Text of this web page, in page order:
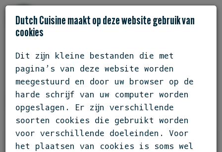
INSPIRATIE
LEESVOER
FILTEREN
Dutch Cuisine maakt op deze website gebruik van
cookies
Dit zijn kleine bestanden die met
pagina’s van deze website worden
meegestuurd en door uw browser op de
harde schrijf van uw computer worden
opgeslagen. Er zijn verschillende
soorten cookies die gebruikt worden
voor verschillende doeleinden. Voor
het plaatsen van cookies is soms wel